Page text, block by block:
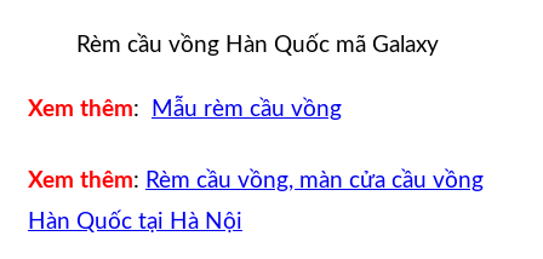
Rèm cầu vồng Hàn Quốc mã Galaxy
Xem thêm: Mẫu rèm cầu vồng
Xem thêm: Rèm cầu vồng, màn cửa cầu vồng
Hàn Quốc tại Hà Nội